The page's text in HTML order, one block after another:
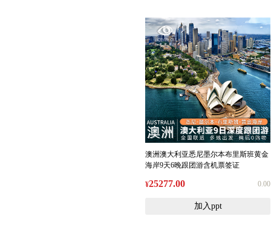
澳洲澳大利亚悉尼墨尔本布里斯班黄金
海岸9天6晚跟团游含机票签证
¥25277.00 0.00
加入ppt